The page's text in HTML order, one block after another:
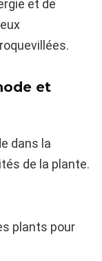
et de
et
dans la
de la plante.
plants pour